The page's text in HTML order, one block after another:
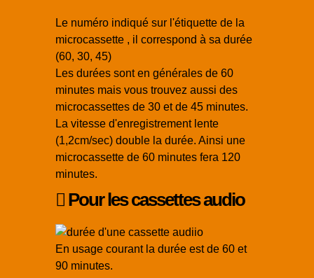
Le numéro indiqué sur l'étiquette de la
microcassette , il correspond à sa durée
(60, 30, 45)
Les durées sont en générales de 60
minutes mais vous trouvez aussi des
microcassettes de 30 et de 45 minutes.
La vitesse d'enregistrement lente
(1,2cm/sec) double la durée. Ainsi une
microcassette de 60 minutes fera 120
minutes.
Pour les cassettes audio
En usage courant la durée est de 60 et
90 minutes.